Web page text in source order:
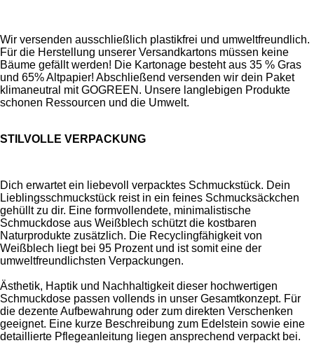
Wir versenden ausschließlich plastikfrei und umweltfreundlich.
Für die Herstellung unserer Versandkartons müssen keine
Bäume gefällt werden! Die Kartonage besteht aus 35 % Gras
und 65% Altpapier! Abschließend versenden wir dein Paket
klimaneutral mit GOGREEN. Unsere langlebigen Produkte
schonen Ressourcen und die Umwelt.
STILVOLLE VERPACKUNG
Dich erwartet ein liebevoll verpacktes Schmuckstück. Dein
Lieblingsschmuckstück reist in ein feines Schmucksäckchen
gehüllt zu dir. Eine formvollendete, minimalistische
Schmuckdose aus Weißblech schützt die kostbaren
Naturprodukte zusätzlich. Die Recyclingfähigkeit von
Weißblech liegt bei 95 Prozent und ist somit eine der
umweltfreundlichsten Verpackungen.
Ästhetik, Haptik und Nachhaltigkeit dieser hochwertigen
Schmuckdose passen vollends in unser Gesamtkonzept. Für
die dezente Aufbewahrung oder zum direkten Verschenken
geeignet. Eine kurze Beschreibung zum Edelstein sowie eine
detaillierte Pflegeanleitung liegen ansprechend verpackt bei.